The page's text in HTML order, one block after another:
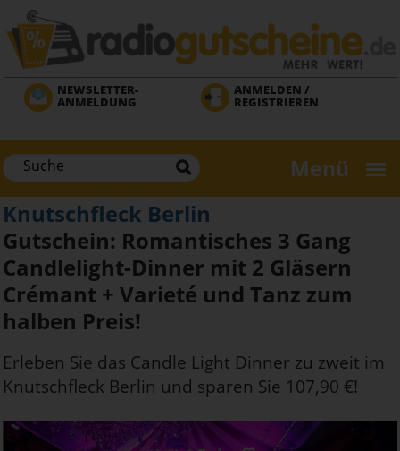
Direkt
zum
Inhalt
NEWSLETTER-
ANMELDUNG
ANMELDEN /
REGISTRIEREN
Menü
Knutschfleck Berlin
Gutschein: Romantisches 3 Gang
Candlelight-Dinner mit 2 Gläsern
Crémant + Varieté und Tanz zum
halben Preis!
Erleben Sie das Candle Light Dinner zu zweit im
Knutschfleck Berlin und sparen Sie 107,90 €!